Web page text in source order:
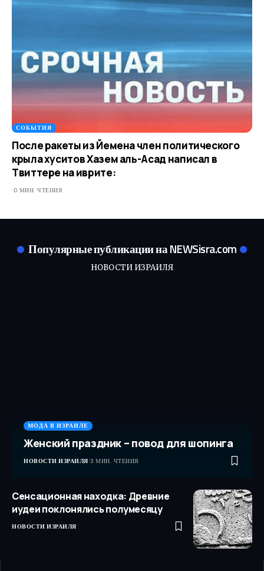
СОБЫТИЯ
После ракеты из Йемена член политического
крыла хуситов Хазем аль-Асад написал в
Твиттере на иврите:
0 МИН. ЧТЕНИЯ
Популярные публикации на NEWSisra.com
НОВОСТИ ИЗРАИЛЯ
МОДА В ИЗРАИЛЕ
Женский праздник – повод для шопинга
НОВОСТИ ИЗРАИЛЯ 3 МИН. ЧТЕНИЯ
Сенсационная находка: Древние
иудеи поклонялись полумесяцу
НОВОСТИ ИЗРАИЛЯ